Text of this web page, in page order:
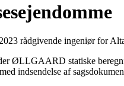
rådgivende ingeniør for
ØLLGAARD statiske
indsendelse af